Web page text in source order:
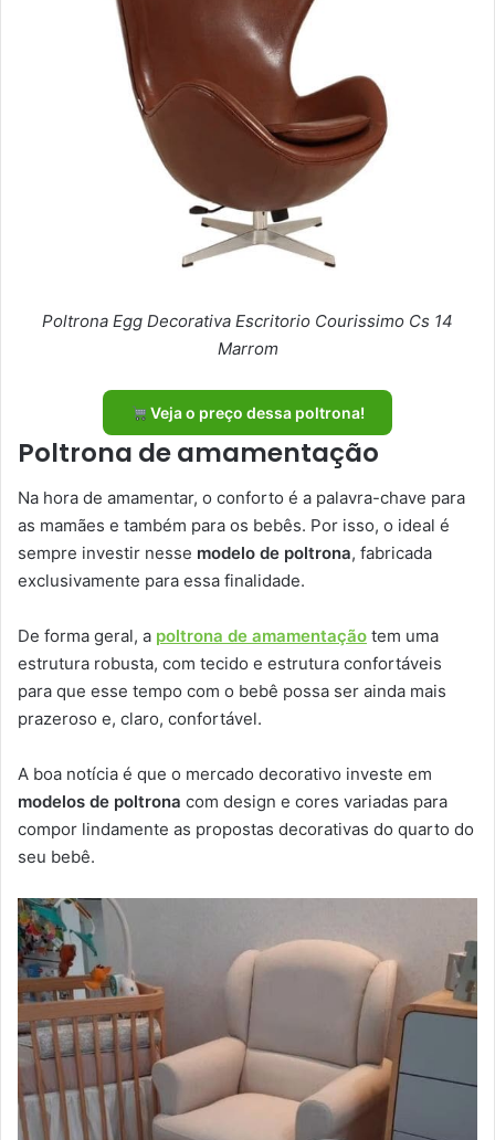
Poltrona Egg Decorativa Escritorio Courissimo Cs 14
Marrom
Veja o preço dessa poltrona!
Poltrona de amamentação
Na hora de amamentar, o conforto é a palavra-chave para
as mamães e também para os bebês. Por isso, o ideal é
sempre investir nesse modelo de poltrona, fabricada
exclusivamente para essa finalidade.
De forma geral, a poltrona de amamentação tem uma
estrutura robusta, com tecido e estrutura confortáveis
para que esse tempo com o bebê possa ser ainda mais
prazeroso e, claro, confortável.
A boa notícia é que o mercado decorativo investe em
modelos de poltrona com design e cores variadas para
compor lindamente as propostas decorativas do quarto do
seu bebê.